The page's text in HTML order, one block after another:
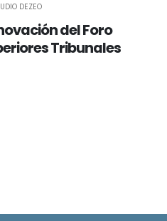
DEZEO
del Foro
Tribunales